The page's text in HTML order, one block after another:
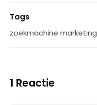
Tags
zoekmachine marketing
1 Reactie